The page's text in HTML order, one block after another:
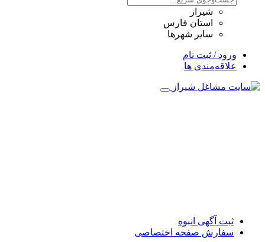
شیراز
استان فارس
سایر شهرها
ورود / ثبت نام
علاقه‌مندی ها
ثبت آگهی انبوه
سفارش صفحه اختصاصی